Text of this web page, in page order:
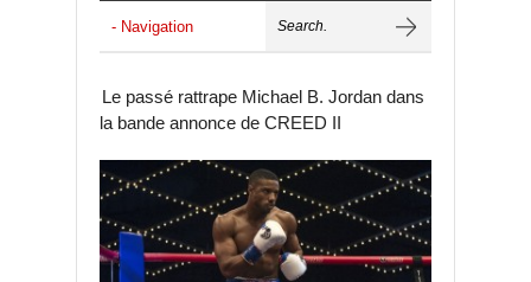
Le passé rattrape Michael B. Jordan dans
la bande annonce de CREED II